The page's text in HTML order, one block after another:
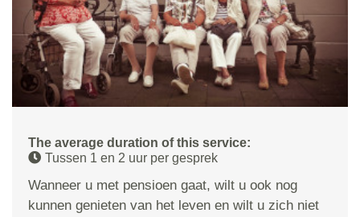
The average duration of this service:
Tussen 1 en 2 uur per gesprek
Wanneer u met pensioen gaat, wilt u ook nog
kunnen genieten van het leven en wilt u zich niet